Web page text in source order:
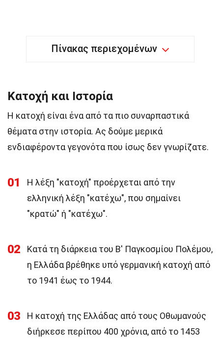
Πίνακας περιεχομένων
Κατοχή και Ιστορία
Η κατοχή είναι ένα από τα πιο συναρπαστικά
θέματα στην ιστορία. Ας δούμε μερικά
ενδιαφέροντα γεγονότα που ίσως δεν γνωρίζατε.
01
Η λέξη "κατοχή" προέρχεται από την
ελληνική λέξη "κατέχω", που σημαίνει
"κρατώ" ή "κατέχω".
02
Κατά τη διάρκεια του Β' Παγκοσμίου Πολέμου,
η Ελλάδα βρέθηκε υπό γερμανική κατοχή από
το 1941 έως το 1944.
03
Η κατοχή της Ελλάδας από τους Οθωμανούς
διήρκεσε περίπου 400 χρόνια, από το 1453